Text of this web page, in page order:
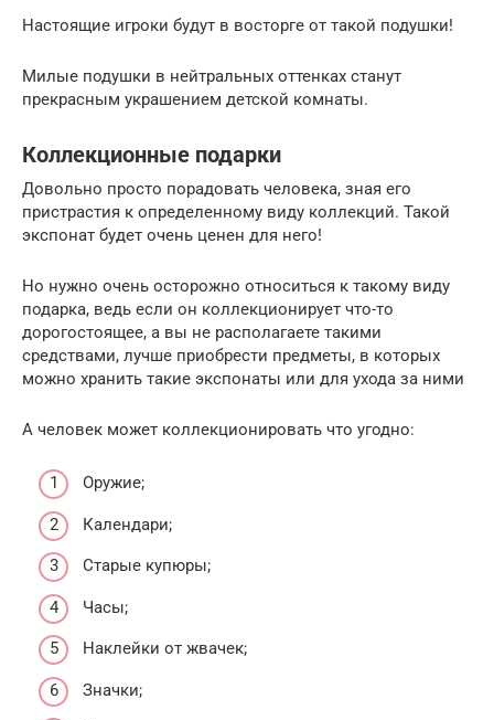
Настоящие игроки будут в восторге от такой подушки!
Милые подушки в нейтральных оттенках станут
прекрасным украшением детской комнаты.
Коллекционные подарки
Довольно просто порадовать человека, зная его
пристрастия к определенному виду коллекций. Такой
экспонат будет очень ценен для него!
Но нужно очень осторожно относиться к такому виду
подарка, ведь если он коллекционирует что-то
дорогостоящее, а вы не располагаете такими
средствами, лучше приобрести предметы, в которых
можно хранить такие экспонаты или для ухода за ними
А человек может коллекционировать что угодно:
Оружие;
Календари;
Старые купюры;
Часы;
Наклейки от жвачек;
Значки;